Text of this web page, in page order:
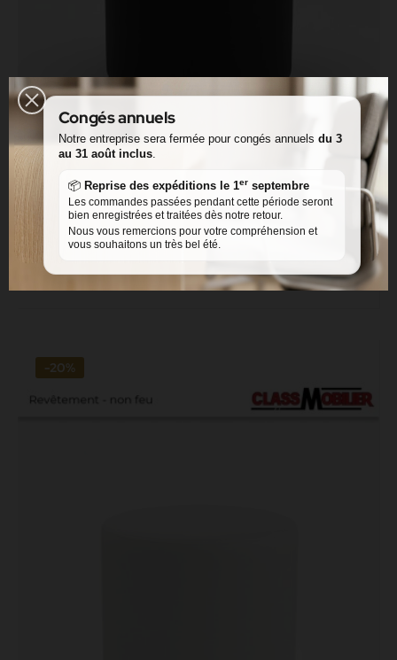
Pouf Rond - Noir - H42 cm ∅35 cm - Simili Cuir Grainé
norme non feu M2
48,00 €
Commander
-20%
Congés annuels
Notre entreprise sera fermée pour congés annuels du 3
au 31 août inclus.
📦 Reprise des expéditions le 1erseptembre
Les commandes passées pendant cette période seront
bien enregistrées et traitées dès notre retour.
Nous vous remercions pour votre compréhension et
vous souhaitons un très bel été.